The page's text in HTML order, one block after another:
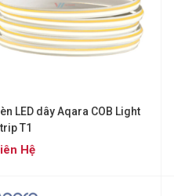
LED dây Aqara COB Light
T1
Hệ